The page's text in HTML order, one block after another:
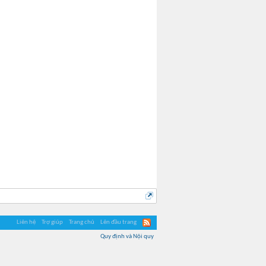
Liên hệ Trợ giúp Trang chủ Lên đầu trang
Quy định và Nội quy